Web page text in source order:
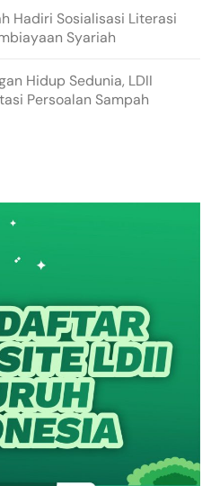
Hadiri Sosialisasi Literasi
Syariah
Hidup Sedunia, LDII
Persoalan Sampah